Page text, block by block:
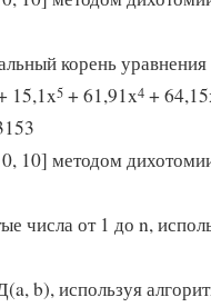
корень уравнения
15,1x5 + 61,91x4 +
10] методом
числа от 1 до n,
b), используя